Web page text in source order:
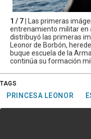
1 / 7 |
Las primeras
entrenamiento militar en
distribuyó las primeras
Leonor de Borbón,
buque escuela de la
continúa su formación
TAGS
PRINCESA LEONOR